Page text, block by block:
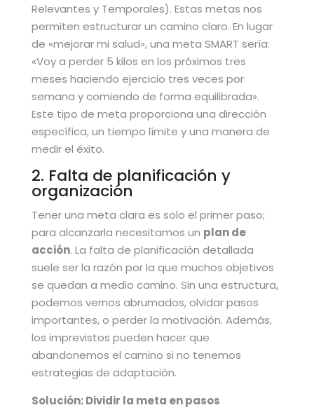
Relevantes y Temporales). Estas metas nos
permiten estructurar un camino claro. En lugar
de «mejorar mi salud», una meta SMART sería:
«Voy a perder 5 kilos en los próximos tres
meses haciendo ejercicio tres veces por
semana y comiendo de forma equilibrada».
Este tipo de meta proporciona una dirección
específica, un tiempo límite y una manera de
medir el éxito.
2. Falta de planificación y
organización
Tener una meta clara es solo el primer paso;
para alcanzarla necesitamos un plan de
acción. La falta de planificación detallada
suele ser la razón por la que muchos objetivos
se quedan a medio camino. Sin una estructura,
podemos vernos abrumados, olvidar pasos
importantes, o perder la motivación. Además,
los imprevistos pueden hacer que
abandonemos el camino si no tenemos
estrategias de adaptación.
Solución: Dividir la meta en pasos